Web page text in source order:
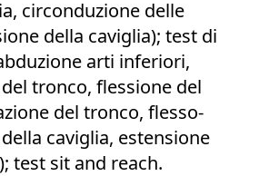
circonduzione delle
della caviglia); test di
arti inferiori,
tronco, flessione del
del tronco, flesso-
caviglia, estensione
test sit and reach.